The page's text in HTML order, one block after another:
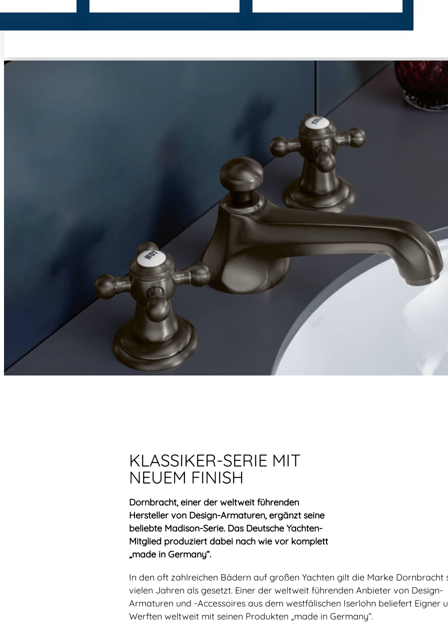
KLASSIKER-SERIE MIT
NEUEM FINISH
Dornbracht, einer der weltweit führenden
Hersteller von Design-Armaturen, ergänzt seine
beliebte Madison-Serie. Das Deutsche Yachten-
Mitglied produziert dabei nach wie vor komplett
„made in Germany“.
In den oft zahlreichen Bädern auf großen Yachten gilt die Marke Dornbracht
vielen Jahren als gesetzt. Einer der weltweit führenden Anbieter von Design-
Armaturen und -Accessoires aus dem westfälischen Iserlohn beliefert Eigner
Werften weltweit mit seinen Produkten „made in Germany“.